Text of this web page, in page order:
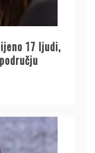
17 ljudi,